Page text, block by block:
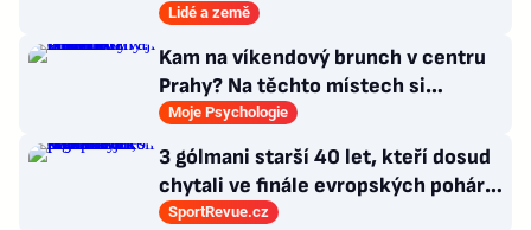
věci tolik neřeší
Lidé a země
Kam na víkendový brunch v centru
Prahy? Na těchto místech si
dlouhou snídani užívají i místní
Moje Psychologie
3 gólmani starší 40 let, kteří dosud
chytali ve finále evropských pohárů.
Všichni odešli ze hřiště jako
SportRevue.cz